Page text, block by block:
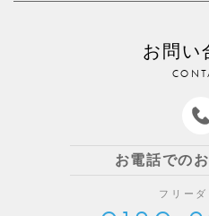
お問い
お電話での
フリー